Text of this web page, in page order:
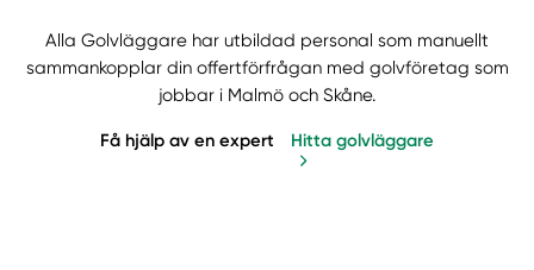
Alla Golvläggare har utbildad personal som manuellt
sammankopplar din offertförfrågan med golvföretag som
jobbar i Malmö och Skåne.
Få hjälp av en expert Hitta golvläggare